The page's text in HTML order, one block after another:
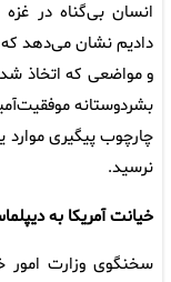
انسان بی‌گناه در
دادیم نشان می‌دهد که
و مواضعی که اتخاذ
بشردوستانه
چارچوب پیگیری موارد
نرسید.
خیانت آمریکا به
سخنگوی وزارت